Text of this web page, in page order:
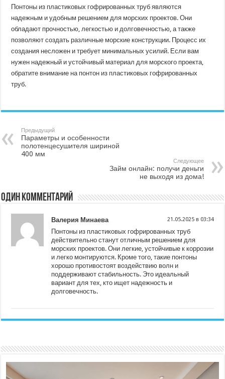
Понтоны из пластиковых гофрированных труб являются
надежным и удобным решением для морских проектов. Они
обладают прочностью, легкостью и долговечностью, а также
позволяют создать различные морские конструкции. Процесс их
создания несложен и требует минимальных усилий. Если вам
нужен надежный и устойчивый материал для морского проекта,
обратите внимание на понтон из пластиковых гофрированных
труб.
Предыдущий
Параметры и особенности
полотенцесушителя шириной
400 мм
Следующее
Займ онлайн: получи деньги
не выходя из дома!
Один комментарий
Валерия Минаева 21.05.2025 в 03:34
Понтоны из пластиковых гофрированных труб
действительно станут отличным решением для
морских проектов. Они легкие, устойчивые к коррозии
и легко монтируются. Кроме того, такие понтоны
хорошо противостоят воздействию волн и
поддерживают стабильность. Это идеальный
вариант для тех, кто ищет надежность и
долговечность.